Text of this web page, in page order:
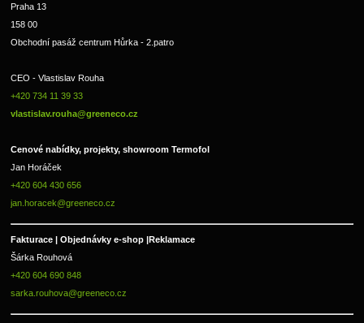
Praha 13
158 00
Obchodní pasáž centrum Hůrka - 2.patro
CEO - Vlastislav Rouha
+420 734 11 39 33
vlastislav.rouha@greeneco.cz
Cenové nabídky, projekty, showroom Termofol
Jan Horáček
+420 604 430 656
jan.horacek@greeneco.cz
Fakturace | Objednávky e-shop |Reklamace
Šárka Rouhová
+420 604 690 848
sarka.rouhova@greeneco.cz